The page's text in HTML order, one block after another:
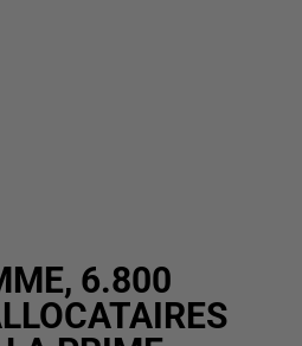
6.800